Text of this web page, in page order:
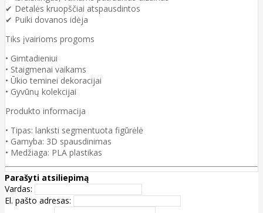
✔ Detalės kruopščiai atspausdintos
✔ Puiki dovanos idėja
Tiks įvairioms progoms
• Gimtadieniui
• Staigmenai vaikams
• Ūkio teminei dekoracijai
• Gyvūnų kolekcijai
Produkto informacija
• Tipas: lanksti segmentuota figūrėlė
• Gamyba: 3D spausdinimas
• Medžiaga: PLA plastikas
Parašyti atsiliepimą
Vardas:
El. pašto adresas: